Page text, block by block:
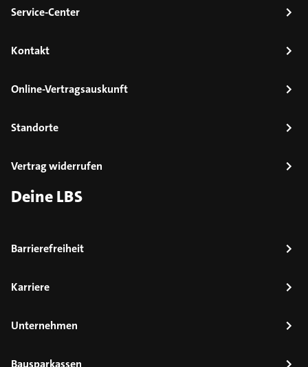
Service-Center
Kontakt
Online-Vertragsauskunft
Standorte
Vertrag widerrufen
Deine LBS
Barrierefreiheit
Karriere
Unternehmen
Bausparkassen